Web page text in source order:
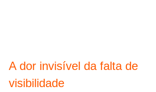
A dor invisível da falta de
visibilidade